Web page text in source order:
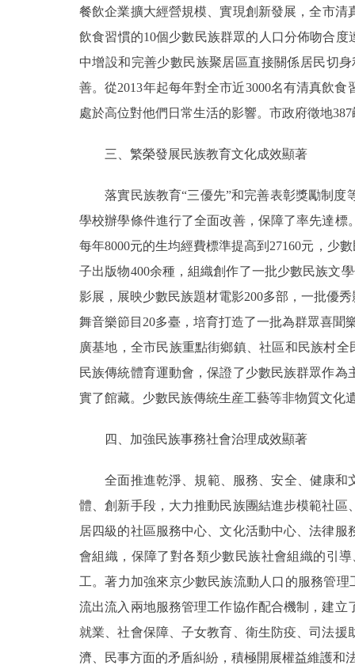
餐飲企業擴大經營規模、實現創新發展，全市
飲食習慣的10個少數民族群眾的人口分佈吻合
中增設和完善少數民族聚居區直接關係居民切
善。從2013年起每年對全市近3000名有清真飲
處於高位對他們日常生活的影響。市政府徵地
三、繁榮發展民族教育文化成效顯著
落實民族教育“三優先”和完善表彰獎勵制度
學校辦學條件進行了全面改善，保障了率先達
每年8000元的生均經費標準提高到27160元，少
子出版物400余種，組織創作了一批少數民族文
影展，展映少數民族題材電影200多部，一批優
舞音樂節目20多臺，培育打造了一批為群眾喜聞
廣基地，全市民族重點街鄉鎮、社區和民族村
民族傳統體育運動會，保證了少數民族群眾作
實了館藏。少數民族傳統生産工藝等非物質文化
四、加強民族事務社會治理成效顯著
全面推進乾淨、規範、服務、安全、健康和
體、創新手段，大力推動民族團結進步模範社
居四級的社區服務中心、文化活動中心、法律
會組織，保障了對各類少數民族社會組織的引
工。著力加強來京少數民族流動人口的服務管
流出流入兩地服務管理工作協作配合機制，建
就業、社會保障、子女教育、衛生防疫、司法
濟、民事方面的矛盾糾紛，積極開展權益維護和